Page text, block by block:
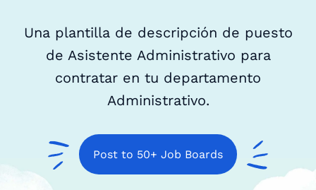
Una plantilla de descripción de puesto
de Asistente Administrativo para
contratar en tu departamento
Administrativo.
Post to 50+ Job Boards